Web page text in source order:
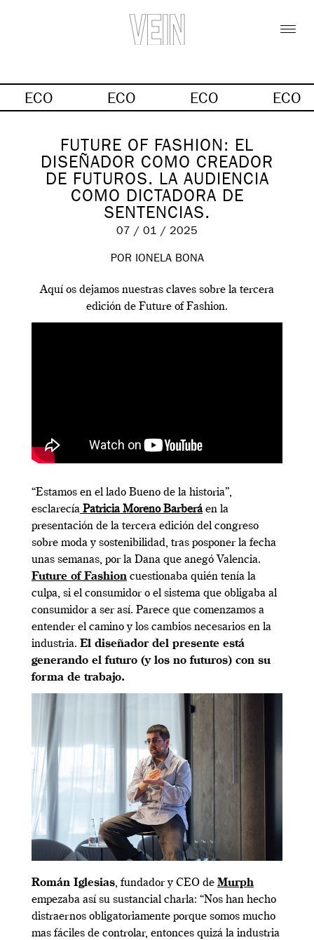
ECO ECO ECO ECO
FUTURE OF FASHION: EL
DISEÑADOR COMO CREADOR
DE FUTUROS. LA AUDIENCIA
COMO DICTADORA DE
SENTENCIAS.
07 / 01 / 2025
POR IONELA BONA
Aquí os dejamos nuestras claves sobre la tercera
edición de Future of Fashion.
“Estamos en el lado Bueno de la historia”,
esclarecía Patricia Moreno Barberáen la
presentación de la tercera edición del congreso
sobre moda y sostenibilidad, tras posponer la fecha
unas semanas, por la Dana que anegó Valencia.
Future of Fashion cuestionaba quién tenía la
culpa, si el consumidor o el sistema que obligaba al
consumidor a ser así. Parece que comenzamos a
entender el camino y los cambios necesarios en la
industria. El diseñador del presente está
generando el futuro (y los no futuros) con su
forma de trabajo.
Román Iglesias, fundador y CEO de Murph
empezaba así su sustancial charla: “Nos han hecho
distraernos obligatoriamente porque somos mucho
mas fáciles de controlar, entonces quizá la industria